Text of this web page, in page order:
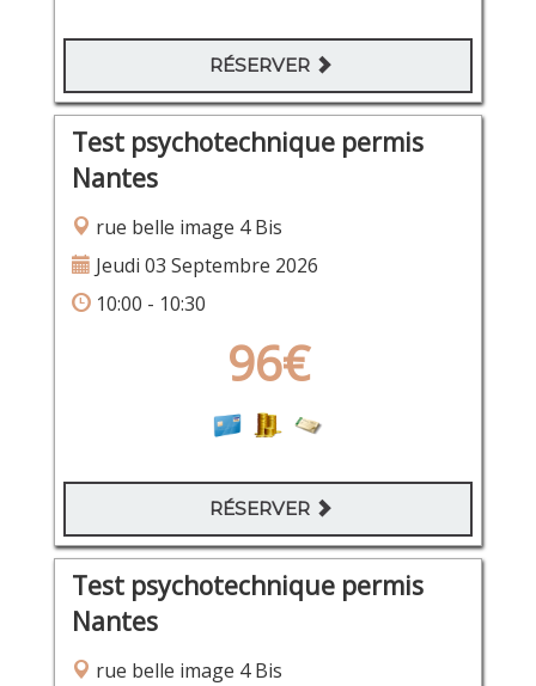
RÉSERVER
Test psychotechnique permis
Nantes
rue belle image 4 Bis
Jeudi 03 Septembre 2026
10:00 - 10:30
96€
RÉSERVER
Test psychotechnique permis
Nantes
rue belle image 4 Bis